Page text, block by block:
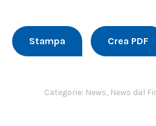
Stampa Crea PDF
Categorie: News, News dal